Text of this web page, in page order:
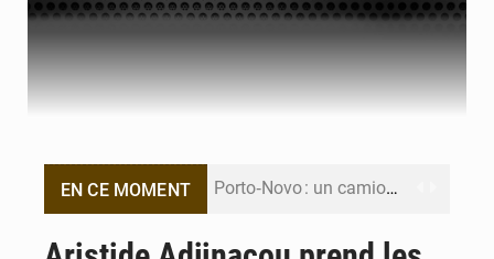
EN CE MOMENT Porto‑Novo : un camion de produits pétroliers embrase Avakpa
Patrice Talon prend la tête du premier bureau du Sénat du Bénin